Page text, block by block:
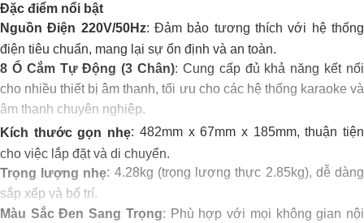
Đặc điểm nổi bật
Nguồn Điện 220V/50Hz: Đảm bảo tương thích với hệ thống
điện tiêu chuẩn, mang lại sự ổn định và an toàn.
8 Ổ Cắm Tự Động (3 Chân): Cung cấp đủ khả năng kết nối
cho nhiều thiết bị âm thanh, tối ưu cho các hệ thống karaoke và
âm thanh chuyên nghiệp.
Chế Độ Đa Dạng : Bao gồm chế độ tự động và không tự động,
cho phép người dùng linh hoạt trong việc quản lý nguồn điện
cho các thiết bị.
Màn Hiển Thị LED
thiết bị, giúp người dùng dễ dàng kiểm soát.
Kích thước gọn nhẹ: 482mm x 67mm x 185mm, thuận tiện
cho việc lắp đặt và di chuyển.
Trọng lượng nhẹ: 4.28kg (trọng lượng thực 2.85kg), dễ dàng
sắp xếp và bố trí.
Màu Sắc Đen Sang Trọng: Phù hợp với mọi không gian nội